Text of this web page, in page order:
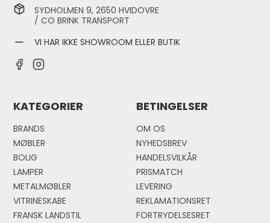
SYDHOLMEN 9, 2650 HVIDOVRE
/ CO BRINK TRANSPORT
VI HAR IKKE SHOWROOM ELLER BUTIK
KATEGORIER
BRANDS
MØBLER
BOLIG
LAMPER
METALMØBLER
VITRINESKABE
FRANSK LANDSTIL
BETINGELSER
OM OS
NYHEDSBREV
HANDELSVILKÅR
PRISMATCH
LEVERING
REKLAMATIONSRET
FORTRYDELSESRET